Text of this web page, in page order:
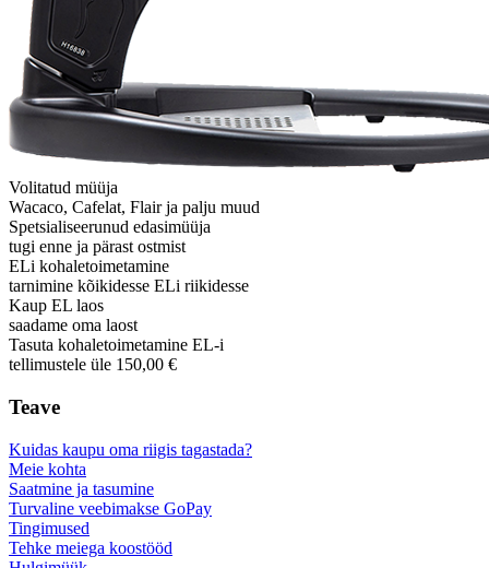
Volitatud müüja
Wacaco, Cafelat, Flair ja palju muud
Spetsialiseerunud edasimüüja
tugi enne ja pärast ostmist
ELi kohaletoimetamine
tarnimine kõikidesse ELi riikidesse
Kaup EL laos
saadame oma laost
Tasuta kohaletoimetamine EL-i
tellimustele üle 150,00 €
Teave
Kuidas kaupu oma riigis tagastada?
Meie kohta
Saatmine ja tasumine
Turvaline veebimakse GoPay
Tingimused
Tehke meiega koostööd